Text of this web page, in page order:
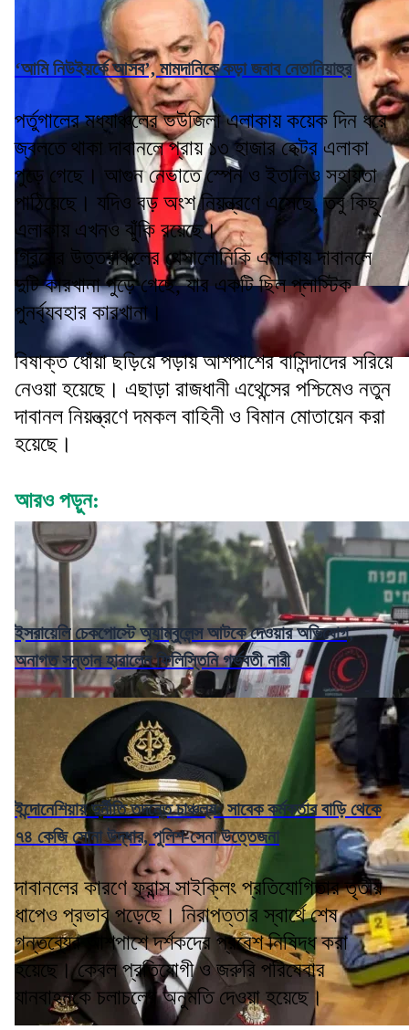
‘আমি নিউইয়র্কে আসব’, মামদানিকে কড়া জবাব নেতানিয়াহুর
পর্তুগালের মধ্যাঞ্চলের ভউজিলা এলাকায় কয়েক দিন ধরে
জ্বলতে থাকা দাবানলে প্রায় ১৩ হাজার হেক্টর এলাকা
পুড়ে গেছে। আগুন নেভাতে স্পেন ও ইতালিও সহায়তা
পাঠিয়েছে। যদিও বড় অংশ নিয়ন্ত্রণে এসেছে, তবু কিছু
এলাকায় এখনও ঝুঁকি রয়েছে।
গ্রিসের উত্তরাঞ্চলের থেসালোনিকি এলাকায় দাবানলে
দুটি কারখানা পুড়ে গেছে, যার একটি ছিল প্লাস্টিক
পুনর্ব্যবহার কারখানা।
বিষাক্ত ধোঁয়া ছড়িয়ে পড়ায় আশপাশের বাসিন্দাদের সরিয়ে
নেওয়া হয়েছে। এছাড়া রাজধানী এথেন্সের পশ্চিমেও নতুন
দাবানল নিয়ন্ত্রণে দমকল বাহিনী ও বিমান মোতায়েন করা
হয়েছে।
আরও পড়ুন:
ইসরায়েলি চেকপোস্টে অ্যাম্বুলেন্স আটকে দেওয়ার অভিযোগ,
অনাগত সন্তান হারালেন ফিলিস্তিনি গর্ভবতী নারী
ইন্দোনেশিয়ায় দুর্নীতি তদন্তে চাঞ্চল্য: সাবেক কর্মকর্তার বাড়ি থেকে
৭৪ কেজি সোনা উদ্ধার, পুলিশ-সেনা উত্তেজনা
দাবানলের কারণে ফ্রান্স সাইক্লিং প্রতিযোগিতার তৃতীয়
ধাপেও প্রভাব পড়েছে। নিরাপত্তার স্বার্থে শেষ
গন্তব্যের আশপাশে দর্শকদের প্রবেশ নিষিদ্ধ করা
হয়েছে। কেবল প্রতিযোগী ও জরুরি পরিষেবার
যানবাহনকে চলাচলের অনুমতি দেওয়া হয়েছে।